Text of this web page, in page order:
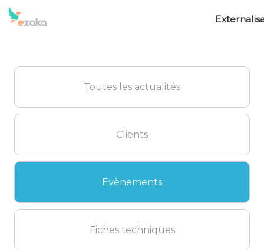
Toutes les actualités
Clients
Evènements
Fiches techniques